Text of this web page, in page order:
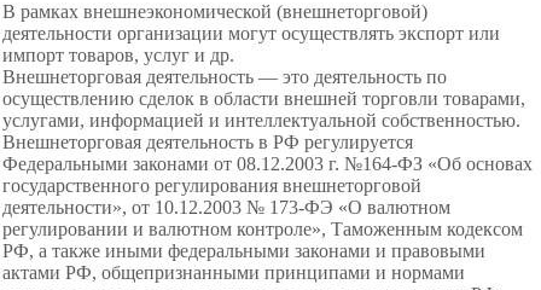
В рамках внешнеэкономической (внешнеторговой)
деятельности организации могут осуществлять экспорт или
импорт товаров, услуг и др.
Внешнеторговая деятельность — это деятельность по
осуществлению сделок в области внешней торговли товарами,
услугами, информацией и интеллектуальной собственностью.
Внешнеторговая деятельность в РФ регулируется
Федеральными законами от 08.12.2003 г. №164-ФЗ «Об основах
государственного регулирования внешнеторговой
деятельности», от 10.12.2003 № 173-ФЭ «О валютном
регулировании и валютном контроле», Таможенным кодексом
РФ, а также иными федеральными законами и правовыми
актами РФ, общепризнанными принципами и нормами